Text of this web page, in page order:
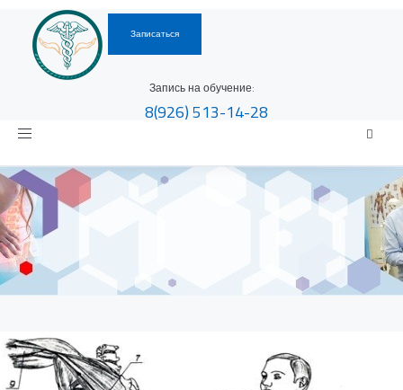
Записаться
Запись на обучение:
8(926)513-14-28
Toggle